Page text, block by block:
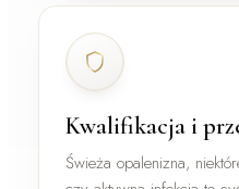
Kwalifikacja i
Świeża opalenizna,